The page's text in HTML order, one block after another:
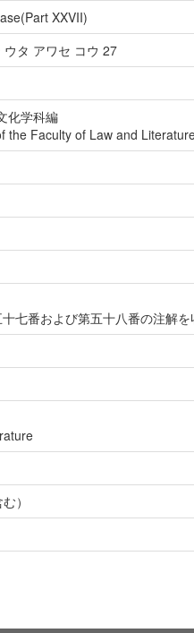
XXVII)
タ アワセ コウ 27
化学科編
the Faculty of Law and
七番および第五十八番の注解を
）